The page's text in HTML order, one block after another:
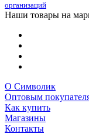
организаций
Наши товары на
О Символик
Оптовым
Как купить
Магазины
Контакты